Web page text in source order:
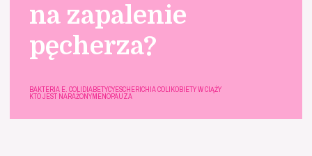
na zapalenie
pęcherza?
BAKTERIA E. COLIDIABETYCYESCHERICHIA COLIKOBIETY W CIĄŻY
KTO JEST NARAŻONYMENOPAUZA